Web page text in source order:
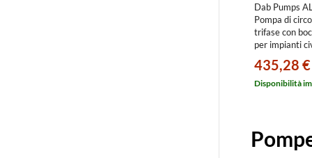
Dab Pumps
Pompa di
trifase con
per impianti
bronzo e
portata max
435,28 €
Disponibilità